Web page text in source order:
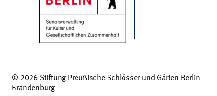
© 2026 Stiftung Preußische Schlösser und Gärten Berlin-
Brandenburg